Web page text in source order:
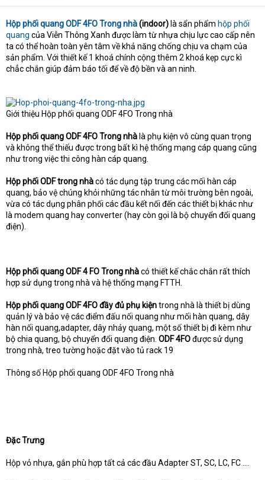
Hộp phối quang ODF 4FO Trong nhà(indoor) là sẩn phẩm hộp phối
quang của Viễn Thông Xanh được làm từ nhựa chịu lực cao cấp nên
ta có thể hoàn toàn yên tâm về khả năng chống chịu va chạm của
sản phẩm. Với thiết kế 1 khoá chính cộng thêm 2 khoá kẹp cực kì
chẳc chắn giúp đảm báo tối để về độ bền và an ninh.
Giới thiệu Hộp phối quang ODF 4FO Trong nhà
Hộp phối quang ODF 4FO Trong nhà là phụ kiện vô cùng quan trọng
và không thể thiếu được trong bất kì hệ thống mạng cáp quang cũng
như trong việc thi công hàn cáp quang.
Hộp phối ODF trong nhàcó tác dụng tập trung các mối hàn cáp
quang, bảo vệ chúng khỏi những tác nhân từ môi trường bên ngoài,
vừa có tác dụng phân phối các đầu kết nối đến các thiết bị khác như
là modem quang hay converter (hay còn gọi là bộ chuyển đổi quang
điện).
Hộp phối quang ODF 4 FO Trong nhàcó thiết kế chắc chắn rất thích
hợp sử dụng trong nhà và hệ thống mạng FTTH.
Hộp phối quang ODF 4FO đầy đủ phụ kiệntrong nhà là thiết bị dùng
quản lý và bảo vệ các điểm đấu nối quang như mối hàn quang, dây
hàn nối quang,adapter, dây nhảy quang, một số thiết bị đi kèm như
bộ chia quang, bộ chuyển đổi quang điện. ODF 4FOđược sử dụng
trong nhà, treo tường hoặc đặt vào tủ rack 19
Thông số Hộp phối quang ODF 4FO Trong nhà
Đặc Trưng
Hộp vỏ nhựa, gắn phù hợp tất cả các đầu Adapter ST, SC, LC, FC ….